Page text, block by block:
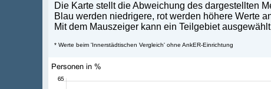
Die Karte stellt die Abweichung des dargestellten
Blau werden niedrigere, rot werden höhere Werte
Mit dem Mauszeiger kann ein Teilgebiet
* Werte beim 'Innerstädtischen Vergleich' ohne AnkER-Einrichtung